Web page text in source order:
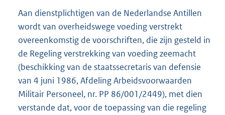
Aan dienstplichtigen van de Nederlandse Antillen
wordt van overheidswege voeding verstrekt
overeenkomstig de voorschriften, die zijn gesteld in
de Regeling verstrekking van voeding zeemacht
(beschikking van de staatssecretaris van defensie
van 4 juni 1986, Afdeling Arbeidsvoorwaarden
Militair Personeel, nr. PP 86/001/2449), met dien
verstande dat, voor de toepassing van die regeling